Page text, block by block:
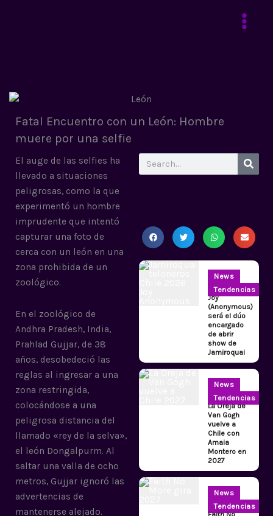
Fatal Encuentro con un León: Hombre
muere por una selfie
El auge de las selfies ha
llevado a situaciones
peligrosas, como la que
experimentó un hombre
imprudente que intentó
capturar una foto de
cerca con un león en una
zona prohibida de un
zoológico.
En el zoológico de
Andhra Pradesh, India,
Prahlad Gujjar, de 38
años, desobedeció las
reglas al ingresar a una
zona restringida,
colocándose a una
peligrosa distancia del
llamado «rey de la selva»,
el león Dongalpurm. Al
saltar una valla de ocho
metros, Gujjar ignoró las
advertencias de
mantenerse alejado.
Search
News
Tendencias
Joy
(Anonymous)
será el dúo
encargado
de abrir
show de
Jamiroquai
News
Tendencias
La Oreja de
Van Gogh
vuelve a
Chile con
Amaia
Montero en
2027
News
Tendencias
Faith No